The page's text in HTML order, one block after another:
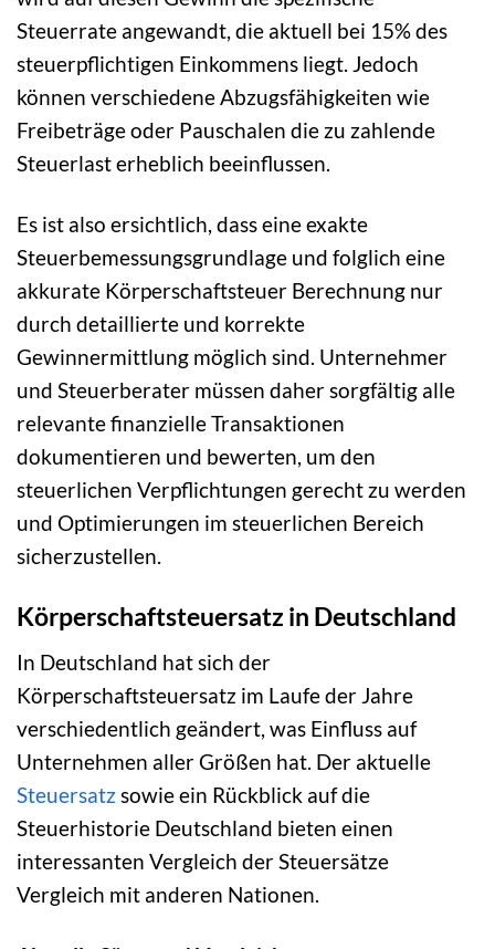
Steuerrate angewandt, die aktuell bei 15% des
steuerpflichtigen Einkommens liegt. Jedoch
können verschiedene Abzugsfähigkeiten wie
Freibeträge oder Pauschalen die zu zahlende
Steuerlast erheblich beeinflussen.
Es ist also ersichtlich, dass eine exakte
Steuerbemessungsgrundlage und folglich eine
akkurate Körperschaftsteuer Berechnung nur
durch detaillierte und korrekte
Gewinnermittlung möglich sind. Unternehmer
und Steuerberater müssen daher sorgfältig alle
relevante finanzielle Transaktionen
dokumentieren und bewerten, um den
steuerlichen Verpflichtungen gerecht zu werden
und Optimierungen im steuerlichen Bereich
sicherzustellen.
Körperschaftsteuersatz in Deutschland
In Deutschland hat sich der
Körperschaftsteuersatz im Laufe der Jahre
verschiedentlich geändert, was Einfluss auf
Unternehmen aller Größen hat. Der aktuelle
Steuersatzsowie ein Rückblick auf die
Steuerhistorie Deutschland bieten einen
interessanten Vergleich der Steuersätze
Vergleich mit anderen Nationen.